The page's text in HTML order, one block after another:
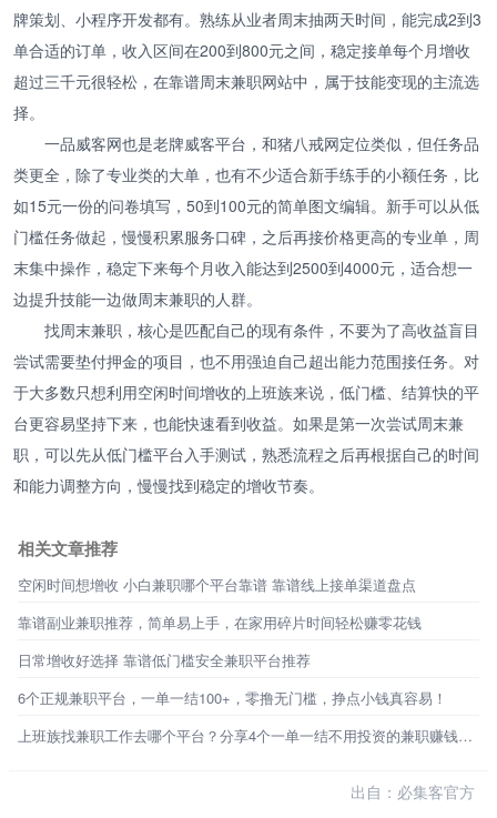
牌策划、小程序开发都有。熟练从业者周末抽两天时间，能完成2到3
单合适的订单，收入区间在200到800元之间，稳定接单每个月增收
超过三千元很轻松，在靠谱周末兼职网站中，属于技能变现的主流选
择。
一品威客网也是老牌威客平台，和猪八戒网定位类似，但任务品
类更全，除了专业类的大单，也有不少适合新手练手的小额任务，比
如15元一份的问卷填写，50到100元的简单图文编辑。新手可以从低
门槛任务做起，慢慢积累服务口碑，之后再接价格更高的专业单，周
末集中操作，稳定下来每个月收入能达到2500到4000元，适合想一
边提升技能一边做周末兼职的人群。
找周末兼职，核心是匹配自己的现有条件，不要为了高收益盲目
尝试需要垫付押金的项目，也不用强迫自己超出能力范围接任务。对
于大多数只想利用空闲时间增收的上班族来说，低门槛、结算快的平
台更容易坚持下来，也能快速看到收益。如果是第一次尝试周末兼
职，可以先从低门槛平台入手测试，熟悉流程之后再根据自己的时间
和能力调整方向，慢慢找到稳定的增收节奏。
相关文章推荐
空闲时间想增收 小白兼职哪个平台靠谱 靠谱线上接单渠道盘点
靠谱副业兼职推荐，简单易上手，在家用碎片时间轻松赚零花钱
日常增收好选择 靠谱低门槛安全兼职平台推荐
6个正规兼职平台，一单一结100+，零撸无门槛，挣点小钱真容易！
上班族找兼职工作去哪个平台？分享4个一单一结不用投资的兼职赚钱平台
出自：必集客官方